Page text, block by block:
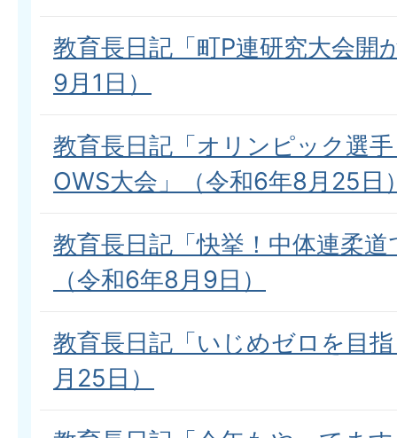
教育長日記「町P連研究大会開
9月1日）
教育長日記「オリンピック選
OWS大会」（令和6年8月25日
教育長日記「快挙！中体連柔
（令和6年8月9日）
教育長日記「いじめゼロを目
月25日）